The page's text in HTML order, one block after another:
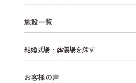
施設一覧
結婚式場・葬儀場を探す
お客様の声